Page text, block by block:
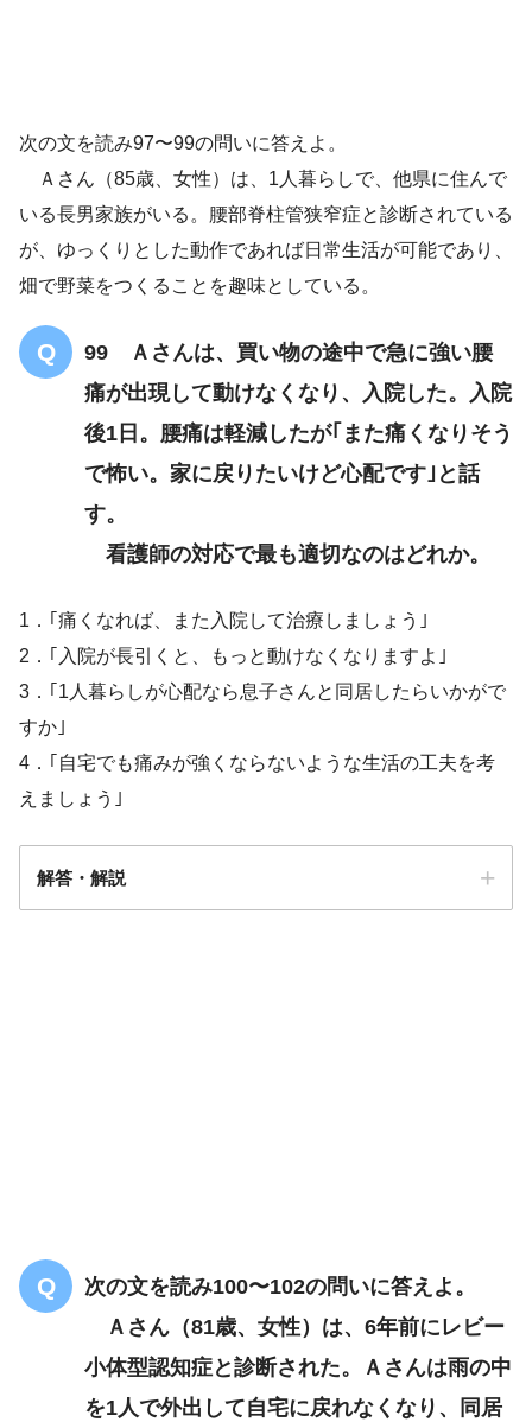
尿意を感じてから、洋式トイレに座るまでに時
間がかかり
したり取り込んだりするのが大変
機能性尿失禁
次の文を読み97〜99の問いに答えよ。
Ａさん（85歳、女性）は、1人暮らしで、他県に住んで
いる長男家族がいる。腰部脊柱管狭窄症と診断されている
が、ゆっくりとした動作であれば日常生活が可能であり、
畑で野菜をつくることを趣味としている。
99 Ａさんは、買い物の途中で急に強い腰
痛が出現して動けなくなり、入院した。入院
後1日。腰痛は軽減したが｢また痛くなりそう
で怖い。家に戻りたいけど心配です｣と話
す。
看護師の対応で最も適切なのはどれか。
1．｢痛くなれば、また入院して治療しましょう｣
2．｢入院が長引くと、もっと動けなくなりますよ｣
3．｢1人暮らしが心配なら息子さんと同居したらいかがで
すか｣
4．｢自宅でも痛みが強くならないような生活の工夫を考
えましょう｣
解答・解説
家に戻りたいけど心配で
生活指導
次の文を読み100〜102の問いに答えよ。
Ａさん（81歳、女性）は、6年前にレビー
小体型認知症と診断された。Ａさんは雨の中
を1人で外出して自宅に戻れなくなり、同居